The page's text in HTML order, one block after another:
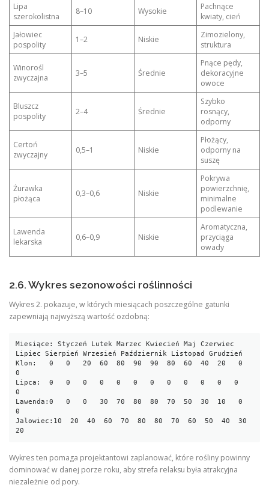
Lipa
szerokolistna
8–10 Wysokie
Pachnące
kwiaty, cień
Jałowiec
pospolity
1–2 Niskie
Zimozielony,
struktura
Winorośl
zwyczajna
3–5 Średnie
Pnące pędy,
dekoracyjne
owoce
Bluszcz
pospolity
2–4 Średnie
Szybko
rosnący,
odporny
Certoń
zwyczajny
0,5–1 Niskie
Płożący,
odporny na
suszę
Żurawka
płożąca
0,3–0,6 Niskie
Pokrywa
powierzchnię,
minimalne
podlewanie
Lawenda
lekarska
0,6–0,9 Niskie
Aromatyczna,
przyciąga
owady
2.6. Wykres sezonowości roślinności
Wykres 2. pokazuje, w których miesiącach poszczególne gatunki
zapewniają najwyższą wartość ozdobną:
Miesiące: Styczeń Lutek Marzec Kwiecień Maj Czerwiec
Lipiec Sierpień Wrzesień Październik Listopad Grudzień
Klon:   0   0   20  60  80  90  90  80  60  40  20   0
0
Lipca:  0   0   0   0   0   0   0   0   0   0   0   0
0
Lawenda:0   0   0   30  70  80  80  70  50  30  10   0
0
Jalowiec:10  20  40  60  70  80  80  70  60  50  40  30
Wykres ten pomaga projektantowi zaplanować, które rośliny powinny
dominować w danej porze roku, aby strefa relaksu była atrakcyjna
niezależnie od pory.